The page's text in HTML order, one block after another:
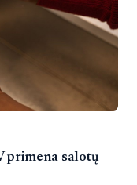
primena salotų